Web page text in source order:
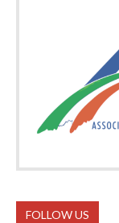
FOLLOW US